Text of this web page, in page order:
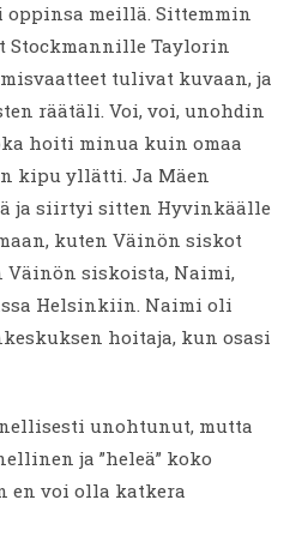
oppinsa meillä. Sittemmin
Taylorin
tulivat kuvaan, ja
räätäli. Voi, voi, unohdin
hoiti minua kuin omaa
kipu yllätti. Ja Mäen
ja siirtyi sitten Hyvinkäälle
kuten Väinön siskot
siskoista, Naimi,
Helsinkiin. Naimi oli
hoitaja, kun osasi
unohtunut, mutta
ja ”heleä” koko
en voi olla katkera